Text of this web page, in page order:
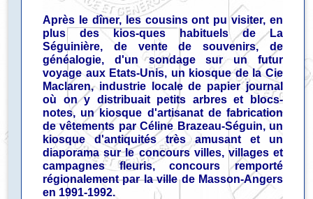
Après le dîner, les cousins ont pu visiter, en
plus des kios-ques habituels de La
Séguinière, de vente de souvenirs, de
généalogie, d'un sondage sur un futur
voyage aux Etats-Unis, un kiosque de la Cie
Maclaren, industrie locale de papier journal
où on y distribuait petits arbres et blocs-
notes, un kiosque d'artisanat de fabrication
de vêtements par Céline Brazeau-Séguin, un
kiosque d'antiquités très amusant et un
diaporama sur le concours villes, villages et
campagnes fleuris, concours remporté
régionalement par la ville de Masson-Angers
en 1991-1992.